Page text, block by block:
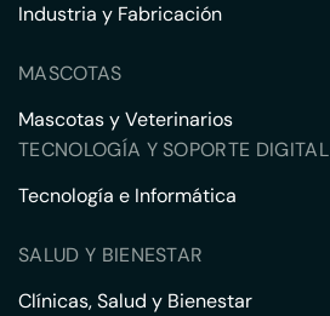
Industria y Fabricación
MASCOTAS
Mascotas y Veterinarios
TECNOLOGÍA Y SOPORTE DIGITAL
Tecnología e Informática
SALUD Y BIENESTAR
Clínicas, Salud y Bienestar